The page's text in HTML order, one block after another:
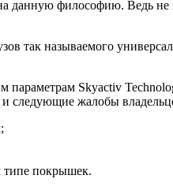
данную философию. Ведь не
так называемого
Skyactiv
и следующие жалобы
покрышек.